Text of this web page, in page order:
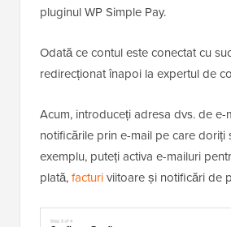
pluginul WP Simple Pay.
Odată ce contul este conectat cu
redirecționat înapoi la expertul de
Acum, introduceți adresa dvs. de
notificările prin e-mail pe care doriți
exemplu, puteți activa e-mailuri
plată,facturiviitoare și notificări de